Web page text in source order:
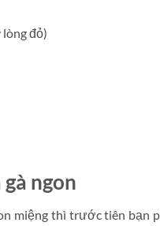
lòng đỏ)
ngon
miệng thì trước tiên bạn